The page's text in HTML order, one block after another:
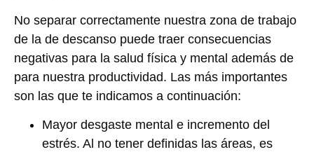
No separar correctamente nuestra zona de trabajo
de la de descanso puede traer consecuencias
negativas para la salud física y mental además de
para nuestra productividad. Las más importantes
son las que te indicamos a continuación:
Mayor desgaste mental e incremento del
estrés. Al no tener definidas las áreas, es